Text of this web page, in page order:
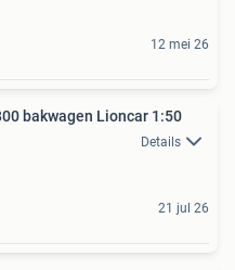
12 mei 26
Daf Nat 2800 bakwagen Lioncar 1:50
Details
21 jul 26